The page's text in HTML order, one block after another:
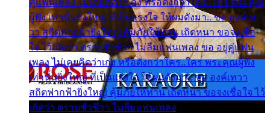
ผู้ฟัง เท่านั้นยิ่งใหญ่ ที่เป็นแรงใจ ให้ผมดังมา.. ขอ องค์เท
วา สถิตฟากฟ้ายิ่งใหญ่ คุ้มภัยให้ท่าน เถิดหนา ขอจงเชื่อ
ใจ ไว้เถิดว่า ตราบชั่วชีวา ไม่ลืมแฟนเพลง ขอ อยู่คู่แฟน
เพลง ไม่เคยคิดว่าเก่ง หรือดังกว่าใคร..ใคร พระคุณผู้ฟัง
เท่านั้นยิ่งใหญ่ ที่เป็นแรงใจ ให้ผมดังมา.. ขอ องค์เทวา
สถิตฟากฟ้ายิ่งใหญ่ คุ้มภัยให้ท่าน เถิดหนา ขอจงเชื่อใจ ไว้
เถิดว่า ตราบชั่วชีวา ไม่ลืมแฟนเพลง